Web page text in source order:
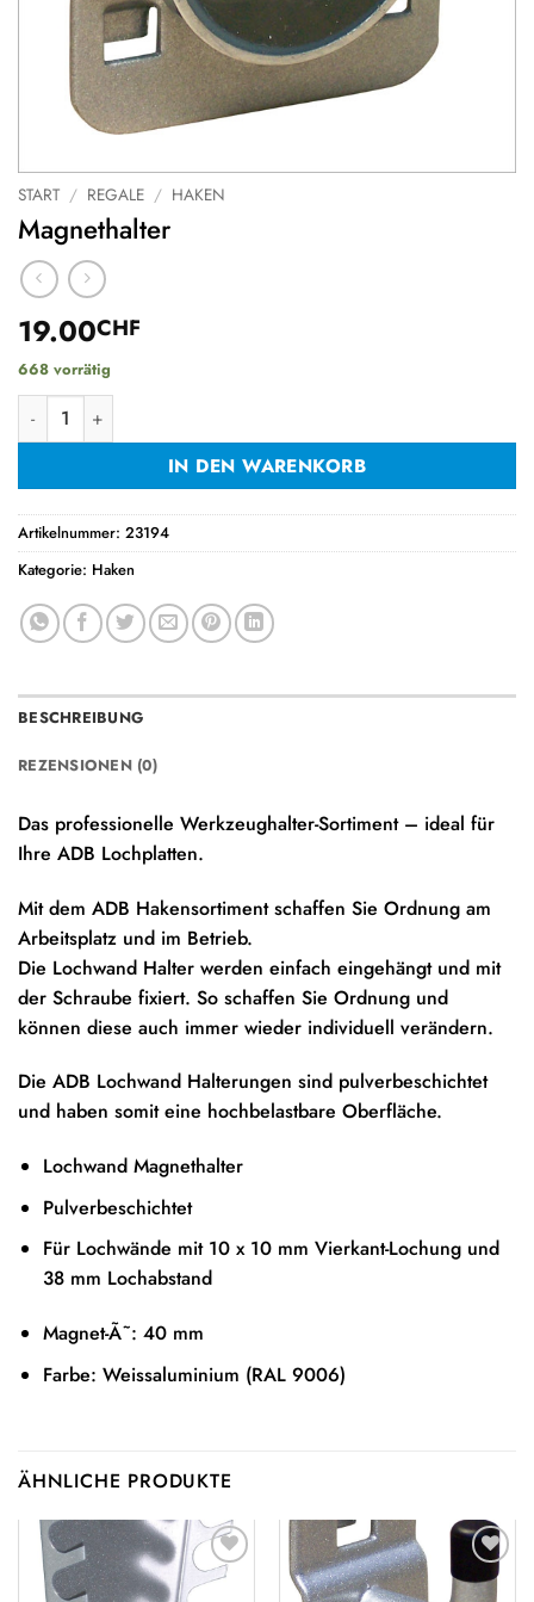
START / REGALE / HAKEN
Magnethalter
19.00CHF
668 vorrätig
Magnethalter Menge
IN DEN WARENKORB
Artikelnummer: 23194
Kategorie: Haken
BESCHREIBUNG
REZENSIONEN (0)
Das professionelle Werkzeughalter-Sortiment – ideal für
Ihre ADB Lochplatten.
Mit dem ADB Hakensortiment schaffen Sie Ordnung am
Arbeitsplatz und im Betrieb.
Die Lochwand Halter werden einfach eingehängt und mit
der Schraube fixiert. So schaffen Sie Ordnung und
können diese auch immer wieder individuell verändern.
Die ADB Lochwand Halterungen sind pulverbeschichtet
und haben somit eine hochbelastbare Oberfläche.
Lochwand Magnethalter
Pulverbeschichtet
Für Lochwände mit 10 x 10 mm Vierkant-Lochung und
38 mm Lochabstand
Magnet-Ã˜: 40 mm
Farbe: Weissaluminium (RAL 9006)
ÄHNLICHE PRODUKTE
Auf die
Wunschliste
Auf die
Wunschliste